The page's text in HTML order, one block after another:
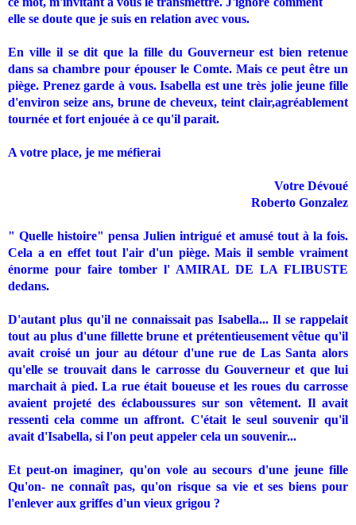
elle se doute que je suis en relation avec vous.
En ville il se dit que la fille du Gouverneur est bien retenue
dans sa chambre pour épouser le Comte. Mais ce peut être un
piège. Prenez garde à vous. Isabella est une très jolie jeune fille
d'environ seize ans, brune de cheveux, teint clair,agréablement
tournée et fort enjouée à ce qu'il parait.
A votre place, je me méfierai
Votre Dévoué
Roberto Gonzalez
" Quelle histoire" pensa Julien intrigué et amusé tout à la fois.
Cela a en effet tout l'air d'un piège. Mais il semble vraiment
énorme pour faire tomber l' AMIRAL DE LA FLIBUSTE
dedans.
D'autant plus qu'il ne connaissait pas Isabella... Il se rappelait
tout au plus d'une fillette brune et prétentieusement vêtue qu'il
avait croisé un jour au détour d'une rue de Las Santa alors
qu'elle se trouvait dans le carrosse du Gouverneur et que lui
marchait à pied. La rue était boueuse et les roues du carrosse
avaient projeté des éclaboussures sur son vêtement. Il avait
ressenti cela comme un affront. C'était le seul souvenir qu'il
avait d'Isabella, si l'on peut appeler cela un souvenir...
Et peut-on imaginer, qu'on vole au secours d'une jeune fille
Qu'on- ne connaît pas, qu'on risque sa vie et ses biens pour
l'enlever aux griffes d'un vieux grigou ?